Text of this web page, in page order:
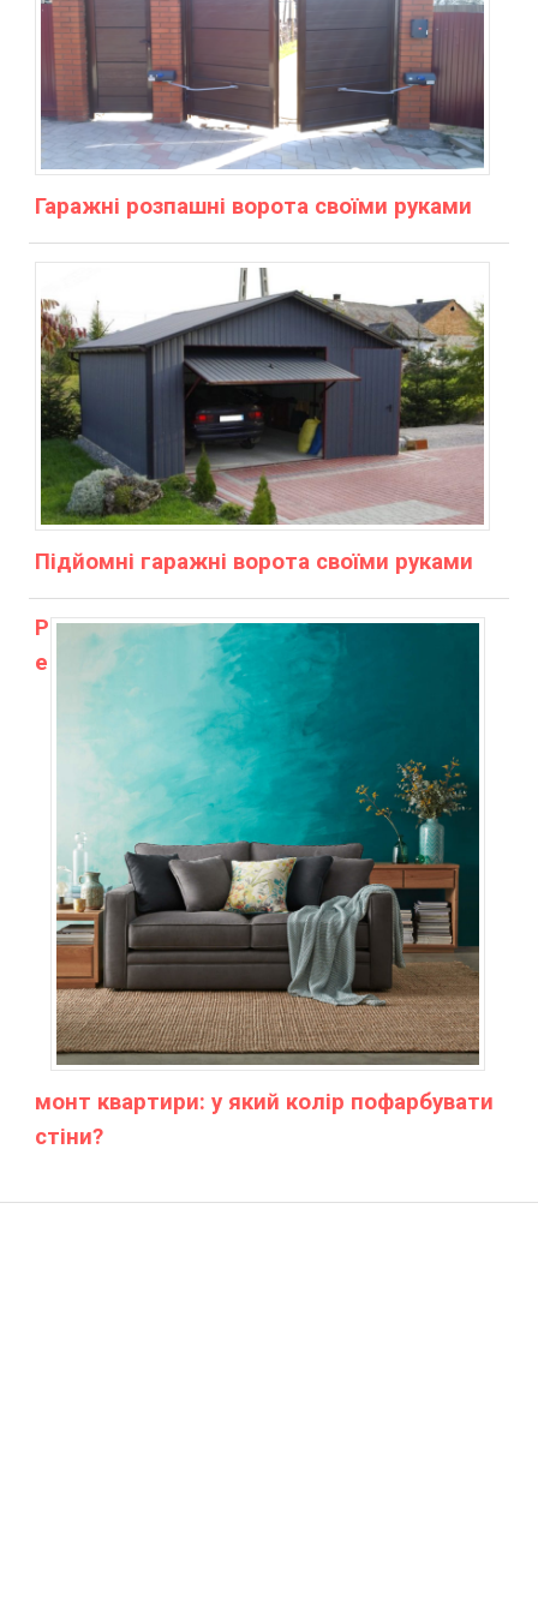
Гаражні розпашні ворота своїми руками
Підйомні гаражні ворота своїми руками
Р
е
монт квартири: у який колір пофарбувати
стіни?